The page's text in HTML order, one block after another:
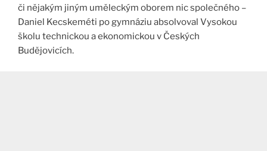
či nějakým jiným uměleckým oborem nic společného –
Daniel Kecskeméti po gymnáziu absolvoval Vysokou
školu technickou a ekonomickou v Českých
Budějovicích.